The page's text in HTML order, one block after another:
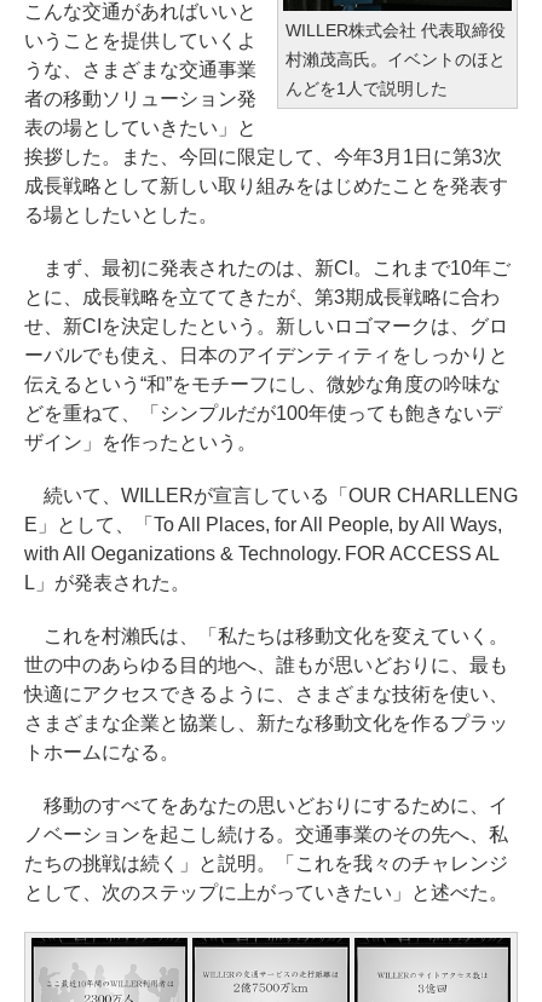
WILLER株式会社 代表取締役
村瀨茂高氏。イベントのほと
んどを1人で説明した
こんな交通があればいいと
いうことを提供していくよ
うな、さまざまな交通事業
者の移動ソリューション発
表の場としていきたい」と
挨拶した。また、今回に限定して、今年3月1日に第3次
成長戦略として新しい取り組みをはじめたことを発表す
る場としたいとした。
まず、最初に発表されたのは、新CI。これまで10年ご
とに、成長戦略を立ててきたが、第3期成長戦略に合わ
せ、新CIを決定したという。新しいロゴマークは、グロ
ーバルでも使え、日本のアイデンティティをしっかりと
伝えるという“和”をモチーフにし、微妙な角度の吟味な
どを重ねて、「シンプルだが100年使っても飽きないデ
ザイン」を作ったという。
続いて、WILLERが宣言している「OUR CHARLLENG
E」として、「To All Places, for All People, by All Ways,
with All Oeganizations & Technology. FOR ACCESS AL
L」が発表された。
これを村瀨氏は、「私たちは移動文化を変えていく。
世の中のあらゆる目的地へ、誰もが思いどおりに、最も
快適にアクセスできるように、さまざまな技術を使い、
さまざまな企業と協業し、新たな移動文化を作るプラッ
トホームになる。
移動のすべてをあなたの思いどおりにするために、イ
ノベーションを起こし続ける。交通事業のその先へ、私
たちの挑戦は続く」と説明。「これを我々のチャレンジ
として、次のステップに上がっていきたい」と述べた。